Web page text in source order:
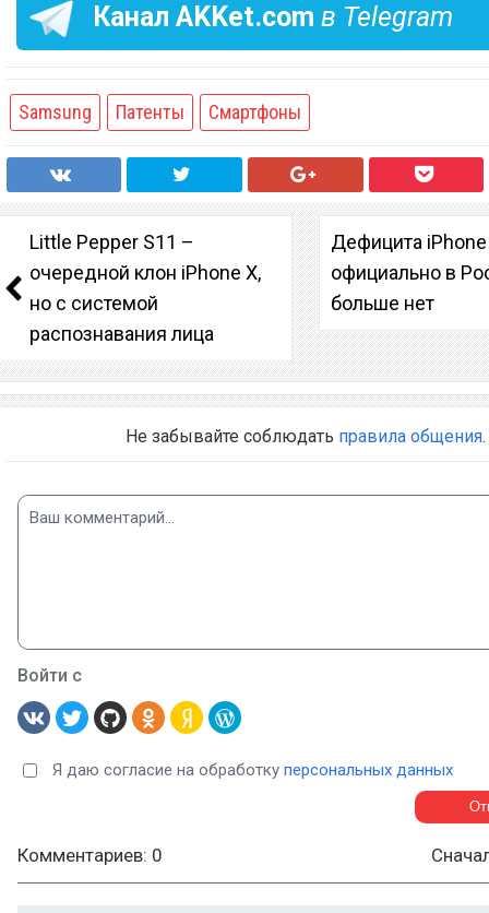
Канал AKKet.com в Telegram
Samsung Патенты Смартфоны
Little Pepper S11 –
очередной клон iPhone X,
но с системой
распознавания лица
Дефицита
официально в
больше нет
Не забывайте соблюдать правила общения.
Войти с
Я даю согласие на обработку персональных данных
Комментариев: 0